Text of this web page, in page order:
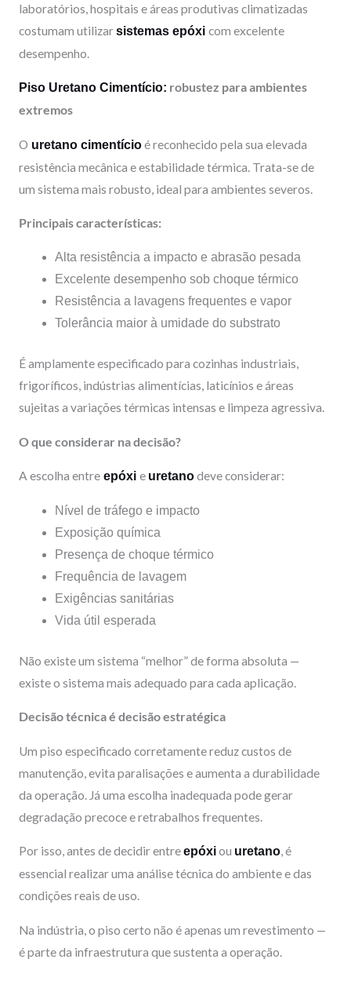
laboratórios, hospitais e áreas produtivas climatizadas
costumam utilizarsistemas epóxi com excelente
desempenho.
Piso Uretano Cimentício: robustez para ambientes
extremos
O uretano cimentícioé reconhecido pela sua elevada
resistência mecânica e estabilidade térmica. Trata-se de
um sistema mais robusto, ideal para ambientes severos.
Principais características:
Alta resistência a impacto e abrasão pesada
Excelente desempenho sob choque térmico
Resistência a lavagens frequentes e vapor
Tolerância maior à umidade do substrato
É amplamente especificado para cozinhas industriais,
frigoríficos, indústrias alimentícias, laticínios e áreas
sujeitas a variações térmicas intensas e limpeza agressiva.
O que considerar na decisão?
A escolha entreepóxi e uretanodeve considerar:
Nível de tráfego e impacto
Exposição química
Presença de choque térmico
Frequência de lavagem
Exigências sanitárias
Vida útil esperada
Não existe um sistema “melhor” de forma absoluta —
existe o sistema mais adequado para cada aplicação.
Decisão técnica é decisão estratégica
Um piso especificado corretamente reduz custos de
manutenção, evita paralisações e aumenta a durabilidade
da operação. Já uma escolha inadequada pode gerar
degradação precoce e retrabalhos frequentes.
Por isso, antes de decidir entreepóxiou uretano, é
essencial realizar uma análise técnica do ambiente e das
condições reais de uso.
Na indústria, o piso certo não é apenas um revestimento —
é parte da infraestrutura que sustenta a operação.